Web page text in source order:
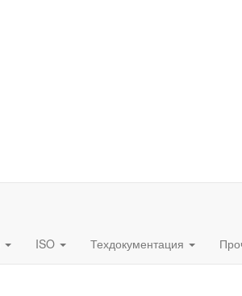
ISO Техдокументация